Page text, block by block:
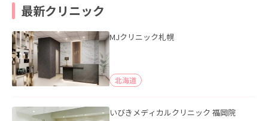
最新クリニック
MJクリニック札幌
北海道
いびきメディカルクリニック 福岡院